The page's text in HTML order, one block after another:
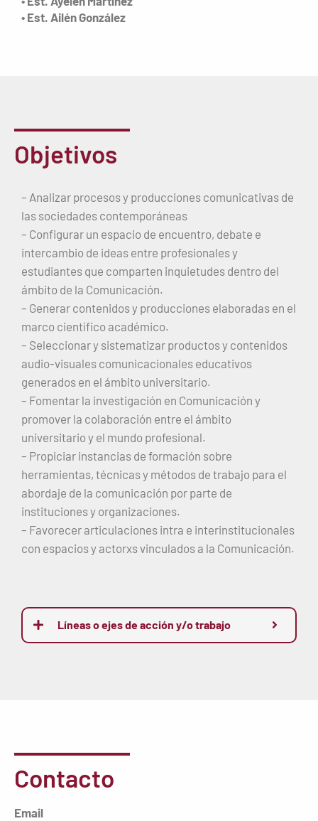
• Est. Ailén González
Objetivos
– Analizar procesos y producciones comunicativas de
las sociedades contemporáneas
– Configurar un espacio de encuentro, debate e
intercambio de ideas entre profesionales y
estudiantes que comparten inquietudes dentro del
ámbito de la Comunicación.
– Generar contenidos y producciones elaboradas en el
marco científico académico.
– Seleccionar y sistematizar productos y contenidos
audio-visuales comunicacionales educativos
generados en el ámbito universitario.
– Fomentar la investigación en Comunicación y
promover la colaboración entre el ámbito
universitario y el mundo profesional.
– Propiciar instancias de formación sobre
herramientas, técnicas y métodos de trabajo para el
abordaje de la comunicación por parte de
instituciones y organizaciones.
– Favorecer articulaciones intra e interinstitucionales
con espacios y actorxs vinculados a la Comunicación.
Líneas o ejes de acción y/o trabajo
Contacto
Email